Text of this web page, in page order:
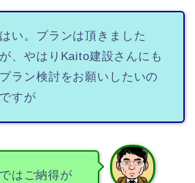
はい。プランは頂きました
が、やはりKaito建設さんにも
プラン検討をお願いしたいの
ですが
はご納得が